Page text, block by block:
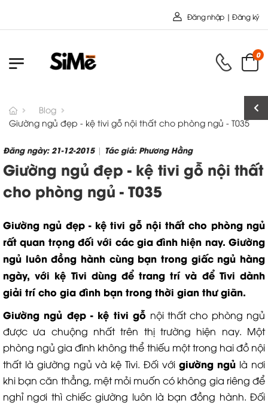
Chào mừng bạn đến với Nội
Đăng nhập | Đăng ký
0
Blog
Giường ngủ đẹp - kệ tivi gỗ nội thất cho phòng ngủ - T035
Đăng ngày: 21-12-2015| Tác giả: Phương Hằng
Giường ngủ đẹp - kệ tivi gỗ nội thất
cho phòng ngủ - T035
Giường ngủ đẹp - kệ tivi gỗ nội thất cho phòng ngủ
rất quan trọng đối với các gia đình hiện nay. Giường
ngủ luôn đồng hành cùng bạn trong giấc ngủ hàng
ngày, với kệ Tivi dùng để trang trí và để Tivi dành
giải trí cho gia đình bạn trong thời gian thư giãn.
Giường ngủ đẹp - kệ tivi gỗ nội thất cho phòng ngủ
được ưa chuộng nhất trên thị trường hiện nay. Một
phòng ngủ gia đình không thể thiếu một trong hai đồ nội
thất là giường ngủ và kệ Tivi. Đối với giường ngủ là nơi
khi bạn căn thẳng, mệt mỏi muốn có không gia riêng để
nghỉ ngơi thì chiếc giường luôn là bạn đồng hành. Đối